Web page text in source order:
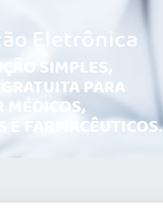
Eletrônica
SIMPLES,
PARA
MÉDICOS,
E FARMACÊUTICOS.